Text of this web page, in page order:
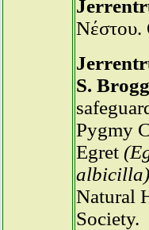
Νέστου.
S.
Pygmy
Egret
Natural
Society.